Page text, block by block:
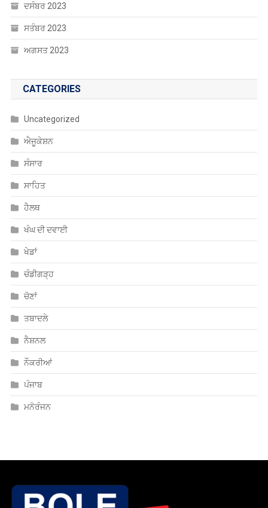
ਦਸੰਬਰ 2023
ਸਤੰਬਰ 2023
ਅਗਸਤ 2023
CATEGORIES
Uncategorized
ਐਜੂਕੇਸ਼ਨ
ਸੰਸਾਰ
ਸਾਹਿਤ
ਹੈਲਥ
ਖੰਘ ਦੀ ਦਵਾਈ
ਖੇਡਾਂ
ਚੰਡੀਗੜ੍ਹ
ਚੋਣਾਂ
ਤਬਾਦਲੇ
ਨੈਸ਼ਨਲ
ਨੌਕਰੀਆਂ
ਪੰਜਾਬ
ਮਨੋਰੰਜਨ